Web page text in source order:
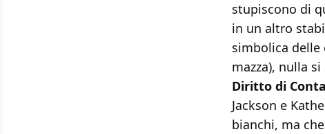
stupiscono di
in un altro
simbolica delle
mazza), nulla
Diritto di
Jackson e
bianchi, ma